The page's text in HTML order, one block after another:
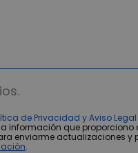
de Privacidad y Aviso Legal
información que proporciono
enviarme actualizaciones y
.